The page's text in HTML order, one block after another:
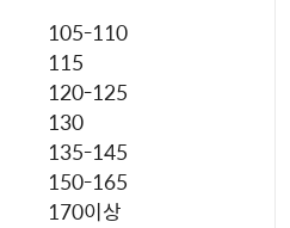
105-110
115
120-125
130
135-145
150-165
170이상